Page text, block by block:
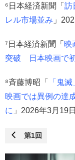
⁶日本経済新聞「 訪
レル市場並み 」
⁷日本経済新聞「 映
突破 日本映画で
⁸斉藤博昭「
「鬼
映画では異例の達
に 」2026年3月19
第1回